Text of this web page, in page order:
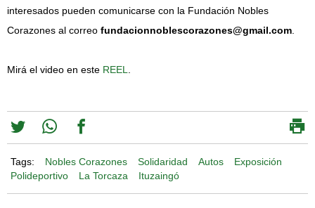
interesados pueden comunicarse con la Fundación Nobles
Corazones al correo fundacionnoblescorazones@gmail.com.
Mirá el video en este REEL.
Tags: Nobles Corazones Solidaridad Autos
Exposición
Polideportivo
La Torcaza Ituzaingó